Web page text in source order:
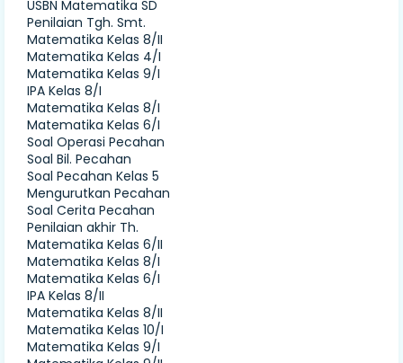
USBN Matematika SD
Penilaian Tgh. Smt.
Matematika Kelas 8/II
Matematika Kelas 4/I
Matematika Kelas 9/I
IPA Kelas 8/I
Matematika Kelas 8/I
Matematika Kelas 6/I
Soal Operasi Pecahan
Soal Bil. Pecahan
Soal Pecahan Kelas 5
Mengurutkan Pecahan
Soal Cerita Pecahan
Penilaian akhir Th.
Matematika Kelas 6/II
Matematika Kelas 8/I
Matematika Kelas 6/I
IPA Kelas 8/II
Matematika Kelas 8/II
Matematika Kelas 10/I
Matematika Kelas 9/I